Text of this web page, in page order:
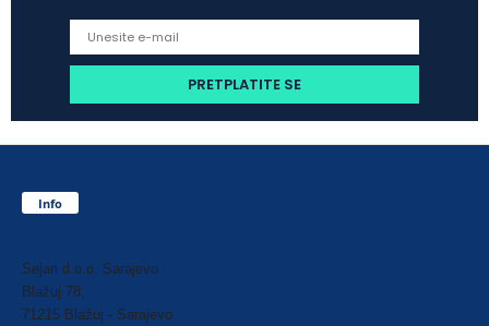
Info
Sejari d.o.o. Sarajevo
Blažuj 78,
71215 Blažuj - Sarajevo